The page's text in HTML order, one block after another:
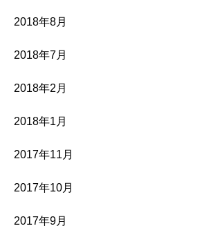
2018年8月
2018年7月
2018年2月
2018年1月
2017年11月
2017年10月
2017年9月